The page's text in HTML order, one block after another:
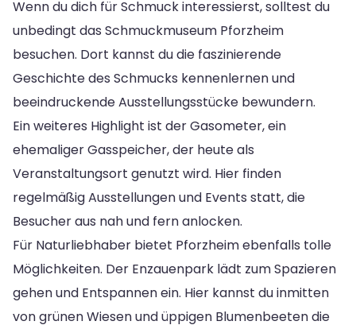
Wenn du dich für Schmuck interessierst, solltest du
unbedingt das Schmuckmuseum Pforzheim
besuchen. Dort kannst du die faszinierende
Geschichte des Schmucks kennenlernen und
beeindruckende Ausstellungsstücke bewundern.
Ein weiteres Highlight ist der Gasometer, ein
ehemaliger Gasspeicher, der heute als
Veranstaltungsort genutzt wird. Hier finden
regelmäßig Ausstellungen und Events statt, die
Besucher aus nah und fern anlocken.
Für Naturliebhaber bietet Pforzheim ebenfalls tolle
Möglichkeiten. Der Enzauenpark lädt zum Spazieren
gehen und Entspannen ein. Hier kannst du inmitten
von grünen Wiesen und üppigen Blumenbeeten die